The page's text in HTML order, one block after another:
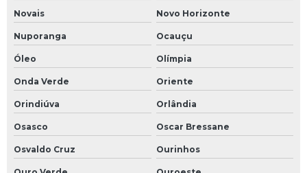
Novais Novo Horizonte
Nuporanga Ocauçu
Óleo Olímpia
Onda Verde Oriente
Orindiúva Orlândia
Osasco Oscar Bressane
Osvaldo Cruz Ourinhos